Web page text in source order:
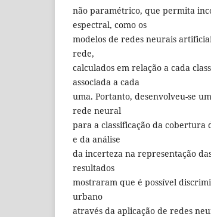
não paramétrico, que permita
espectral, como os
modelos de redes neurais
rede,
calculados em relação a cada
associada a cada
uma. Portanto, desenvolveu-se
rede neural
para a classificação da cobertura
e da análise
da incerteza na representação
resultados
mostraram que é possível
urbano
através da aplicação de redes